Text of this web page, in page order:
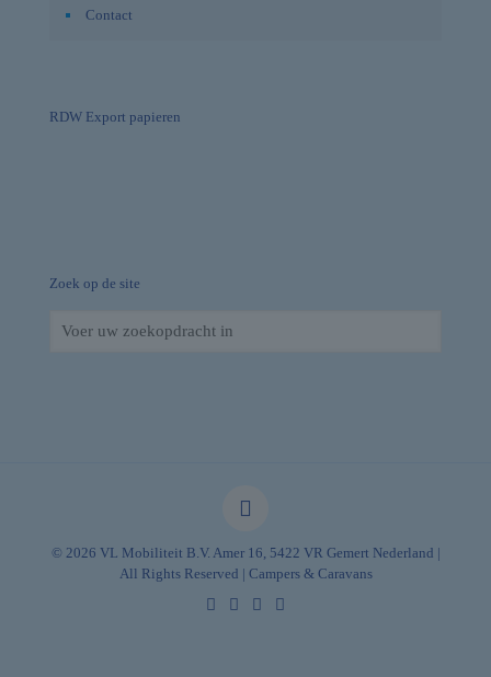
Contact
RDW Export papieren
Zoek op de site
© 2026 VL Mobiliteit B.V. Amer 16, 5422 VR Gemert Nederland |
All Rights Reserved | Campers & Caravans